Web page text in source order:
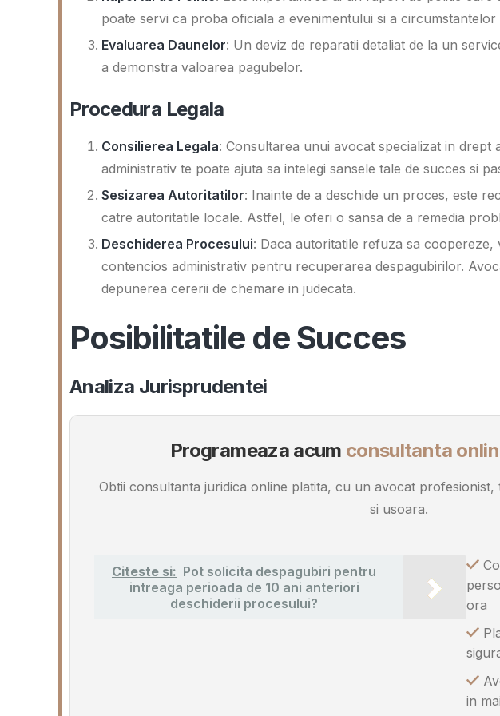
poate servi ca proba oficiala a evenimentului si a circumstantelor
Evaluarea Daunelor: Un deviz de reparatii detaliat de la un
a demonstra valoarea pagubelor.
Procedura Legala
Consilierea Legala: Consultarea unui avocat specializat in drept
administrativ te poate ajuta sa intelegi sansele tale de succes si
Sesizarea Autoritatilor: Inainte de a deschide un proces, este
catre autoritatile locale. Astfel, le oferi o sansa de a remedia
Deschiderea Procesului: Daca autoritatile refuza sa coopereze,
contencios administrativ pentru recuperarea despagubirilor.
depunerea cererii de chemare in judecata.
Posibilitatile de Succes
Analiza Jurisprudentei
Programeaza acum consultanta
Obtii consultanta juridica online platita, cu un avocat profesionist,
si usoara.
Citeste si: Pot solicita despagubiri pentru
intreaga perioada de 10 ani anteriori
deschiderii procesului?
ora
in